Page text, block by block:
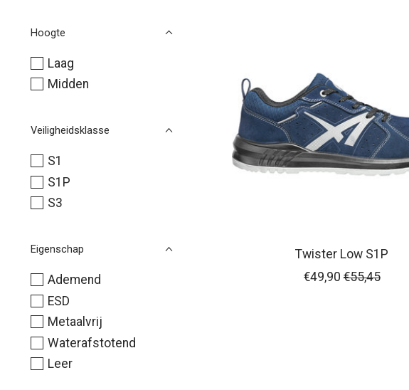
Hoogte
Laag
Midden
Veiligheidsklasse
S1
S1P
S3
Eigenschap
Ademend
ESD
Metaalvrij
Waterafstotend
Leer
Twister Low S1P
€49,90 €55,45